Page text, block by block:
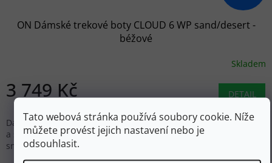
Tato webová stránka používá soubory cookie. Níže
můžete provést jejich nastavení nebo je
odsouhlasit.
ON Dámské trekové boty CLOUD 6 WP sand/desert -
béžové
Skladem
3 749 Kč DETAIL
Dámské multifunkční boty s voděodolnou membránou
a systémem Zero-Gravity CloudTec. Rychlošněrování pro
snadné nazutí, speciální podešev pro spolehlivou přilnavost.